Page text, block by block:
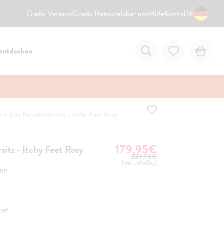
Gratis VersandGratis RetoureÜber unsHilfeKontoDE
- Itchy Feet Rosy 179,95€
UVP
229,96€
(inkl. MwSt.)